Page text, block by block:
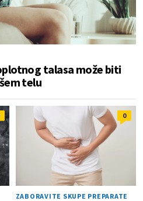
talasa može biti
telu
0
ZABORAVITE SKUPE PREPARATE